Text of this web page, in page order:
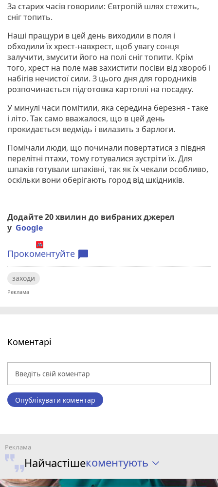
За старих часів говорили: Євтропій шлях стежить,
сніг топить.
Наші пращури в цей день виходили в поля і
обходили їх хрест-навхрест, щоб увагу сонця
залучити, змусити його на полі сніг топити. Крім
того, хрест на поле мав захистити посіви від хвороб і
набігів нечистої сили. З цього дня для городників
розпочинається підготовка картоплі на посадку.
У минулі часи помітили, яка середина березня - таке
і літо. Так само вважалося, що в цей день
прокидається ведмідь і вилазить з барлоги.
Помічали люди, що починали повертатися з півдня
перелітні птахи, тому готувалися зустріти їх. Для
шпаків готували шпаківні, так як їх чекали особливо,
оскільки вони оберігають город від шкідників.
Додайте 20 хвилин до вибраних джерел
у Google
Прокоментуйте chat_bubble
заходи
Коментарі
Опублікувати коментар
Найчастішекоментують